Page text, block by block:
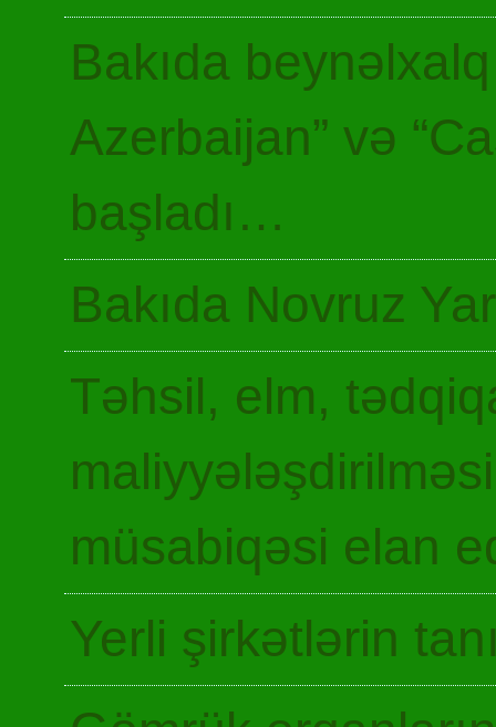
Bakıda
Azerbaijan” və
başladı…
Bakıda Novruz
Təhsil, elm,
müsabiqəsi elan
Yerli şirkətlərin